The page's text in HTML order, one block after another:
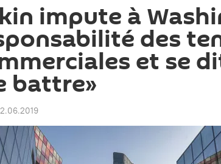
impute à
des
et se
battre»